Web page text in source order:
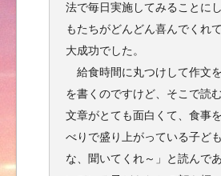
法で毎日実施してみることに
もたちがどんどん喜んでくれ
大成功でした。
給食時間に丸つけして作文
を書くのですけど、そこで読
文章がとても面白くて、食事
べりで盛り上がっている子ど
な、聞いてくれ～」と読んで